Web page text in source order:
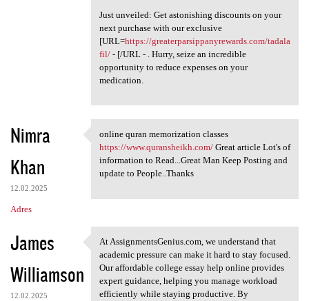
Just unveiled: Get astonishing discounts on your
next purchase with our exclusive
[URL=https://greaterparsippanyrewards.com/tadala
fil/- [/URL - . Hurry, seize an incredible
opportunity to reduce expenses on your
medication.
Nimra
Khan
12.02.2025
Adres
online quran memorization
online quran memorization classes
https://www.quransheikh.com/Great article Lot's of
information to Read...Great Man Keep Posting and
update to People..Thanks
James
Williamson
12.02.2025
At AssignmentsGenius.com, we
At AssignmentsGenius.com, we understand that
academic pressure can make it hard to stay focused.
Our affordable college essay help online provides
expert guidance, helping you manage workload
efficiently while staying productive. By